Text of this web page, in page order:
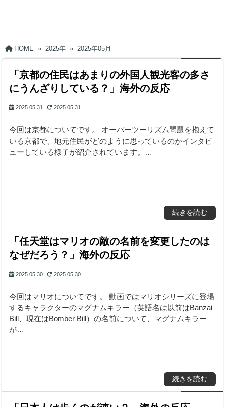
HOME » 2025年 » 2025年05月
「京都の住民はあまりの外国人観光客の多さ
にうんざりしている？」海外の反応
2025.05.31 2025.05.31
今回は京都についてです。 オーバーツーリズム問題を抱えて
いる京都で、地元住民がどのように思っているのかインタビ
ューしている様子が紹介されています。…
続きを読む
「任天堂はマリオの敵の名前を変更したのは
なぜだろう？」海外の反応
2025.05.30 2025.05.30
今回はマリオについてです。 動画ではマリオシリーズに登場
するキャラクターのマグナムキラー（英語名は以前はBanzai
Bill、現在はBomber Bill）の名前について、マグナムキラー
が…
続きを読む